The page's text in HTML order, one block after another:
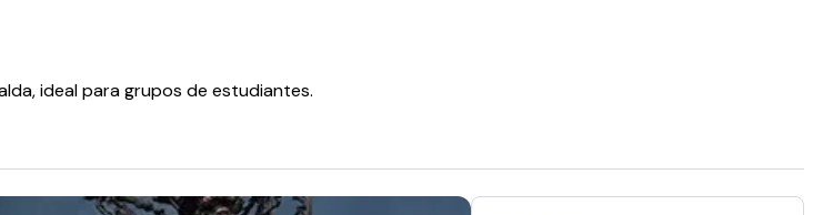
ideal para grupos de estudiantes.